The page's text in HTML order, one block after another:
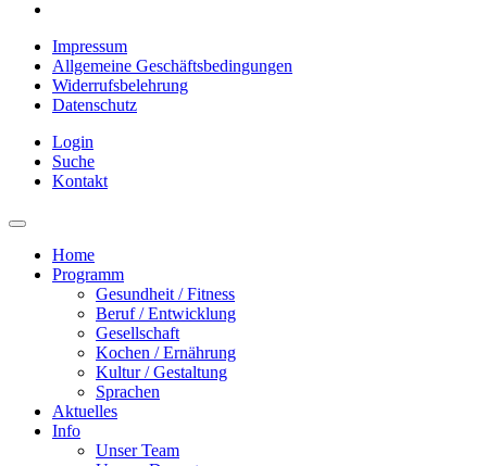
Impressum
Allgemeine Geschäftsbedingungen
Widerrufsbelehrung
Datenschutz
Login
Suche
Kontakt
Home
Programm
Gesundheit / Fitness
Beruf / Entwicklung
Gesellschaft
Kochen / Ernährung
Kultur / Gestaltung
Sprachen
Aktuelles
Info
Unser Team